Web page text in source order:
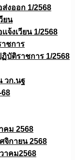
งออก 1/2568
ยน
เจ้งเวียน 1/2568
ชการ
บัติราชการ 1/2568
วก.นฐ
คม 2568
จิกายน 2568
าคม2568